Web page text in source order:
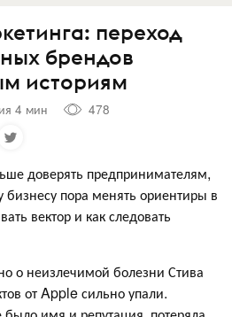
переход
брендов
историям
4 мин
478
доверять предпринимателям,
пора менять ориентиры в
вектор и как следовать
о неизлечимой болезни Стива
от Apple сильно упали.